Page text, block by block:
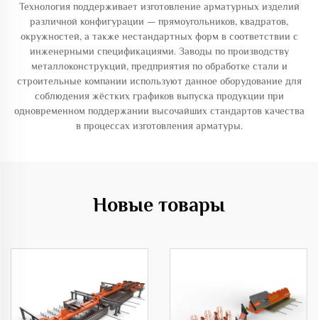
Технология поддерживает изготовление арматурных изделий
различной конфигурации — прямоугольников, квадратов,
окружностей, а также нестандартных форм в соответствии с
инженерными спецификациями. Заводы по производству
металлоконструкций, предприятия по обработке стали и
строительные компании используют данное оборудование для
соблюдения жёстких графиков выпуска продукции при
одновременном поддержании высочайших стандартов качества
в процессах изготовления арматуры.
Новые товары